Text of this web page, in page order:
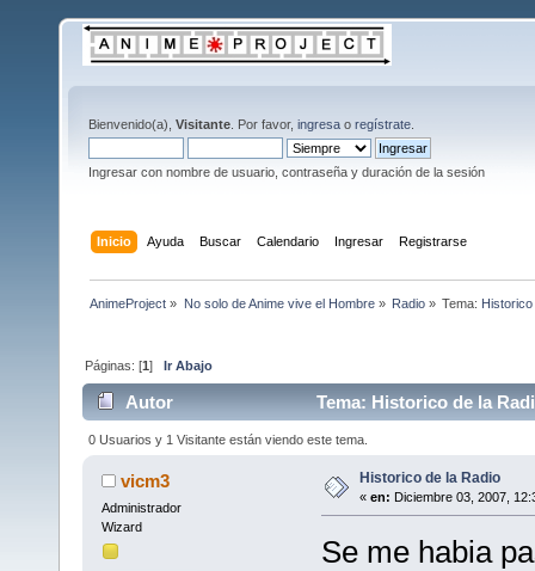
Bienvenido(a), Visitante . Por favor, ingresa o regístrate
Ingresar con nombre de usuario, contraseña y duración de la sesión
Inicio Ayuda Buscar Calendario Ingresar Registrarse
AnimeProject » No solo de Anime vive el Hombre» Radio» Tema:
Páginas: [1]Ir Abajo
Autor Tema: Historico de la
0 Usuarios y 1 Visitante están viendo este tema.
vicm3
Administrador
Wizard
Historico de la Radio
« en: Diciembre 03, 2007,
Se me habia